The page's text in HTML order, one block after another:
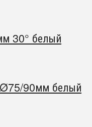
30° белый
90мм белый